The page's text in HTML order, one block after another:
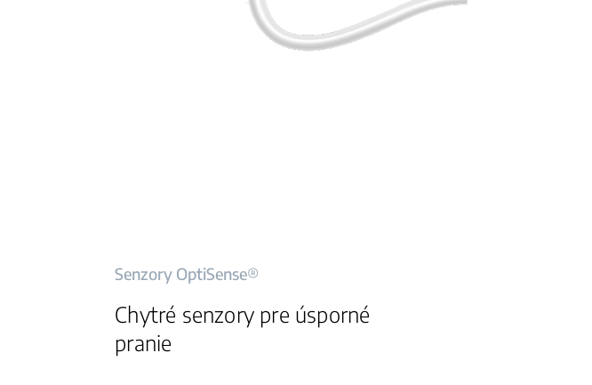
Senzory OptiSense®
Chytré senzory pre úsporné
pranie